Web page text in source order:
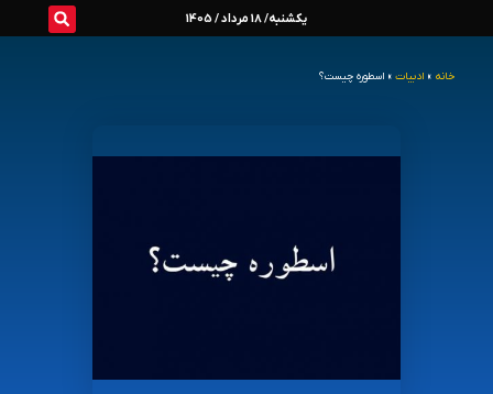
یکشنبه/ 18 مرداد / 1405
خانه » ادبیات » اسطوره چیست؟